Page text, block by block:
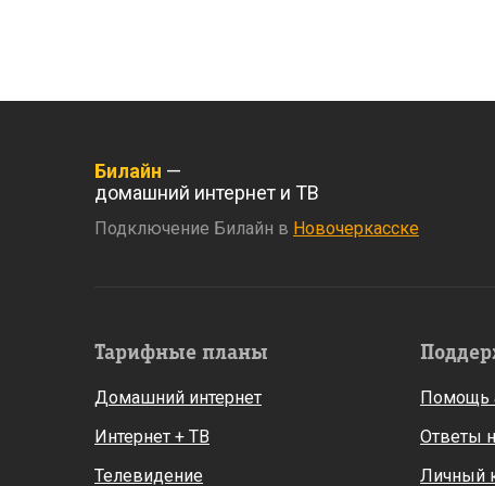
Билайн —
домашний интернет и ТВ
Подключение Билайн в Новочеркасске
Тарифные планы
Домашний интернет
Интернет + ТВ
Телевидение
Помощь
Ответы
Личный